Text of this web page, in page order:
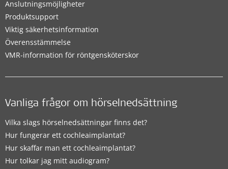
Anslutningsmöjligheter
Produktsupport
Viktig säkerhetsinformation
Överensstämmelse
VMR-information för röntgensköterskor
Vanliga frågor om hörselnedsättning
Vilka slags hörselnedsättningar finns det?
Hur fungerar ett cochleaimplantat?
Hur skaffar man ett cochleaimplantat?
Hur tolkar jag mitt audiogram?